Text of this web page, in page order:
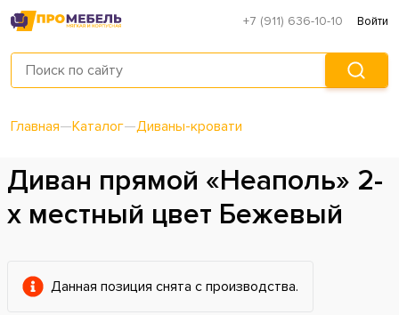
+7 (911) 636-10-10 Войти
Главная—Каталог—Диваны-кровати
Диван прямой «Неаполь» 2-
х местный цвет Бежевый
Данная позиция снята с производства.